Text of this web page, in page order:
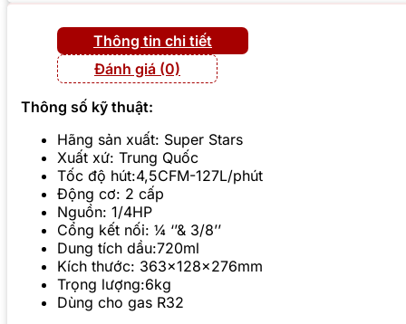
Thông tin chi tiết
Đánh giá (0)
Thông số kỹ thuật:
Hãng sản xuất: Super Stars
Xuất xứ: Trung Quốc
Tốc độ hút:4,5CFM-127L/phút
Động cơ: 2 cấp
Nguồn: 1/4HP
Cổng kết nối: ¼ ‘’& 3/8’’
Dung tích dầu:720ml
Kích thước: 363x128x276mm
Trọng lượng:6kg
Dùng cho gas R32